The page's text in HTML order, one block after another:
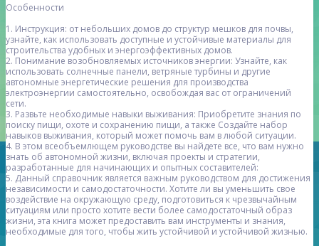
Особенности
1. Инструкция: от небольших домов до структур мешков для почвы,
узнайте, как использовать доступные и устойчивые материалы для
строительства удобных и энергоэффективных домов.
2. Понимание возобновляемых источников энергии: Узнайте, как
использовать солнечные панели, ветряные турбины и другие
автономные энергетические решения для производства
электроэнергии самостоятельно, освобождая вас от ограничений
сети.
3. Развьте необходимые навыки выживания: Приобретите знания по
поиску пищи, охоте и сохранению пищи, а также Создайте набор
навыков выживания, который может помочь вам в любой ситуации.
4. В этом всеобъемлющем руководстве вы найдете все, что вам нужно
знать об автономной жизни, включая проекты и стратегии,
разработанные для начинающих и опытных составителей:
5. Данный справочник является важным руководством для достижения
независимости и самодостаточности. Хотите ли вы уменьшить свое
воздействие на окружающую среду, подготовиться к чрезвычайным
ситуациям или просто хотите вести более самодостаточный образ
жизни, эта книга может предоставить вам инструменты и знания,
необходимые для того, чтобы жить устойчивой и устойчивой жизнью.